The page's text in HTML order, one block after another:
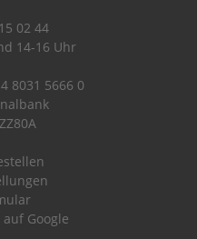
02 44
14-16 Uhr
8031 5666 0
Google